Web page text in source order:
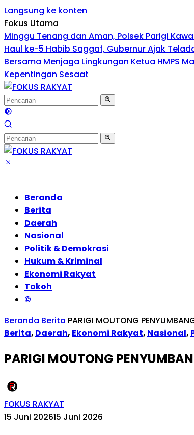
Langsung ke konten
Fokus Utama
Minggu Tenang dan Aman, Polsek Parigi
Haul ke-5 Habib Saggaf, Gubernur Ajak
Bersama Menjaga Lingkungan Ketua HMPS
Kepentingan Sesaat
Beranda
Berita
Daerah
Nasional
Politik & Demokrasi
Hukum & Kriminal
Ekonomi Rakyat
Tokoh
©
Beranda Berita PARIGI MOUTONG
Berita, Daerah, Ekonomi Rakyat, Nasional,
PARIGI MOUTONG
FOKUS RAKYAT
15 Juni 202615 Juni 2026